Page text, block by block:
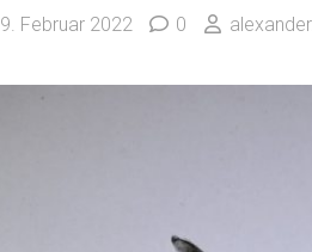
9. Februar 2022 0